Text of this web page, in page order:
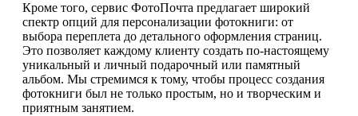
Кроме того, сервис ФотоПочта предлагает широкий
спектр опций для персонализации фотокниги: от
выбора переплета до детального оформления страниц.
Это позволяет каждому клиенту создать по-настоящему
уникальный и личный подарочный или памятный
альбом. Мы стремимся к тому, чтобы процесс создания
фотокниги был не только простым, но и творческим и
приятным занятием.